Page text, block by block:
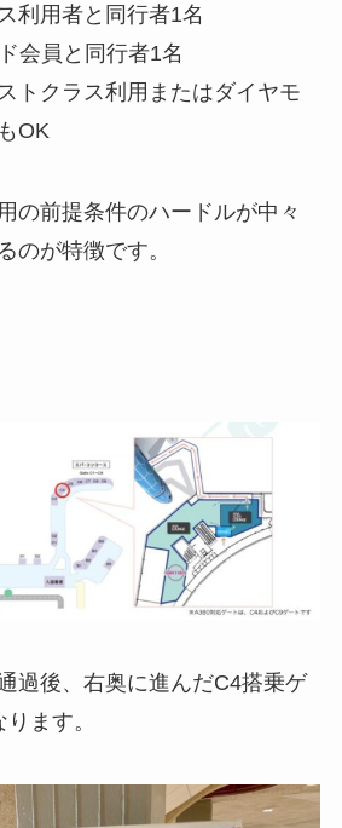
利用者と同行者1名
会員と同行者1名
トクラス利用またはダイヤモ
OK
の前提条件のハードルが中々
のが特徴です。
過後、右奥に進んだC4搭乗ゲ
ます。